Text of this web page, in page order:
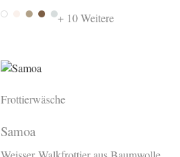
WhiteAlmond
Sesame
WoodSilver
+ 10 Weitere
Frottierwäsche
Samoa